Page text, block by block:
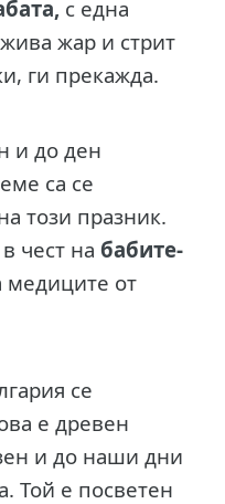
с една
жар и стрит
ги прекажда.
и до ден
са се
този празник.
в чест набабите-
медиците от
се
е древен
и до наши дни
Той е посветен